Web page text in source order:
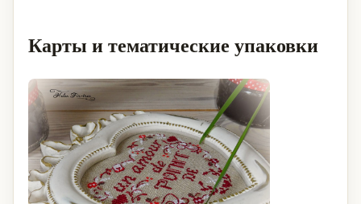
Карты и тематические упаковки